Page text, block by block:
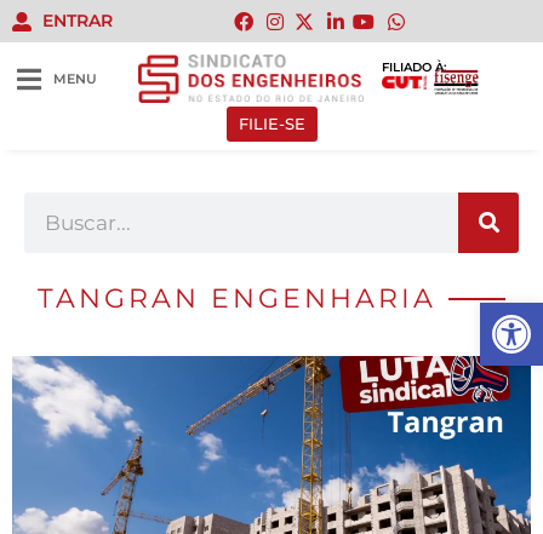
Abrir
ENTRAR
MENU
FILIADO À:
FILIE-SE
TANGRAN ENGENHARIA